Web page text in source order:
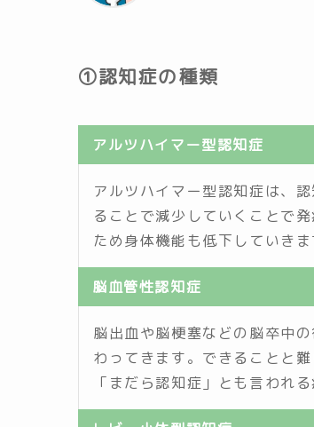
①認知症の種類
アルツハイマー型認知症
アルツハイマー型認知症は、
ることで減少していくことで
ため身体機能も低下していきま
脳血管性認知症
脳出血や脳梗塞などの脳卒中
わってきます。できることと
「まだら認知症」とも言われ